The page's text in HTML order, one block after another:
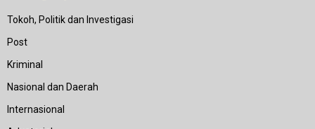
Tokoh, Politik dan Investigasi
Post
Kriminal
Nasional dan Daerah
Internasional